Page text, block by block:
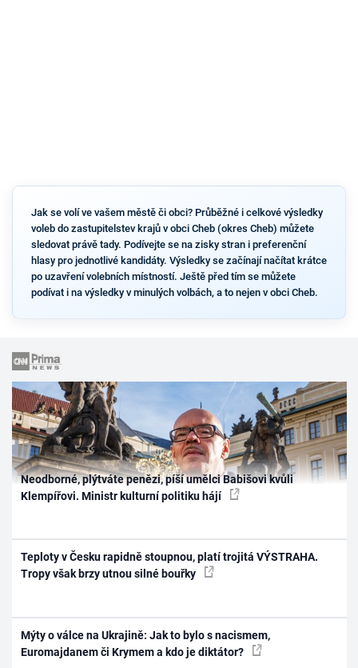
Jak se volí ve vašem městě či obci? Průběžné i celkové výsledky
voleb do zastupitelstev krajů v obci Cheb (okres Cheb) můžete
sledovat právě tady. Podívejte se na zisky stran i preferenční
hlasy pro jednotlivé kandidáty. Výsledky se začínají načítat krátce
po uzavření volebních místností. Ještě před tím se můžete
podívat i na výsledky v minulých volbách, a to nejen v obci Cheb.
Neodborné, plýtváte penězi, píší umělci Babišovi kvůli
Klempířovi. Ministr kulturní politiku hájí
Teploty v Česku rapidně stoupnou, platí trojitá VÝSTRAHA.
Tropy však brzy utnou silné bouřky
Mýty o válce na Ukrajině: Jak to bylo s nacismem,
Euromajdanem či Krymem a kdo je diktátor?